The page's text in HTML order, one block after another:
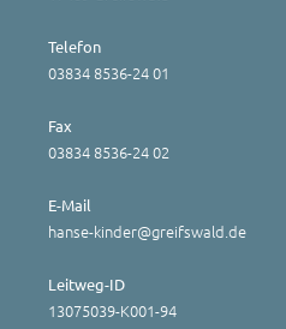
Telefon
03834 8536-24 01
Fax
03834 8536-24 02
E-Mail
hanse-kinder@greifswald.de
Leitweg-ID
13075039-K001-94